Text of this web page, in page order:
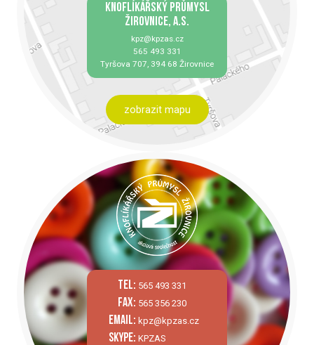
KNOFLÍKÁŘSKÝ PRŮMYSL
ŽIROVNICE, A.S.
kpz@kpzas.cz
565 493 331
Tyršova 707, 394 68 Žirovnice
zobrazit mapu
tel: 565 493 331
fax: 565 356 230
email: kpz@kpzas.cz
skype: KPZAS